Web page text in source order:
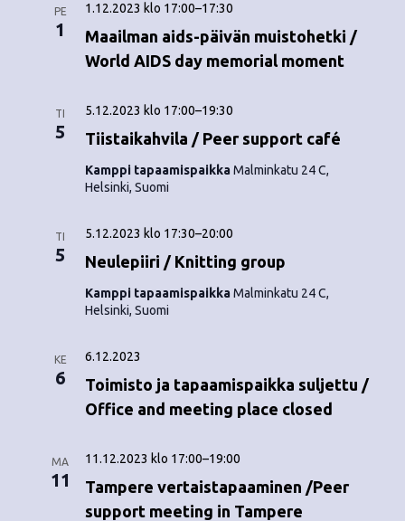
PE
1
Maailman aids-päivän muistohetki /
World AIDS day memorial moment
1.12.2023 klo 17:00–17:30
TI
5 Tiistaikahvila / Peer support café
5.12.2023 klo 17:00–19:30
Kamppi tapaamispaikkaMalminkatu 24 C,
Helsinki, Suomi
TI
5 Neulepiiri / Knitting group
5.12.2023 klo 17:30–20:00
Kamppi tapaamispaikkaMalminkatu 24 C,
Helsinki, Suomi
KE
6
Toimisto ja tapaamispaikka suljettu /
Office and meeting place closed
6.12.2023
MA
11
Tampere vertaistapaaminen /Peer
support meeting in Tampere
11.12.2023 klo 17:00–19:00